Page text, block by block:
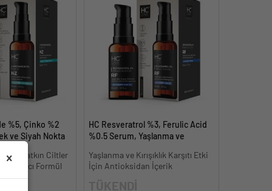
%5, Çinko %2
ve Siyah Nokta
Yatkın Ciltler
Formül
HC Resveratrol %3, Ferulic Acid
%0.5 Serum, Yaşlanma ve
Yaşlanma ve Kırışıklık Karşıtı Etki
İçin Antioksidan İçerik